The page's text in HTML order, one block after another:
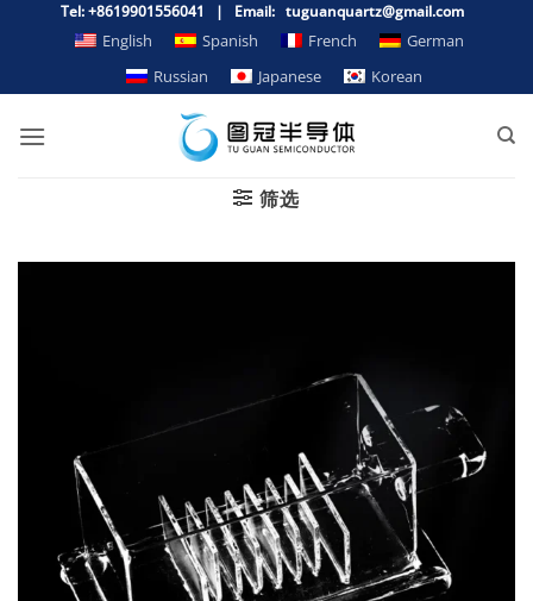
容
Tel: +8619901556041 | Email: tuguanquartz@gmail.com
English Spanish French
German
Russian
Japanese Korean
筛选